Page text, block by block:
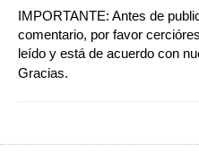
IMPORTANTE: Antes de
comentario, por favor
leído y está de acuerdo con
Gracias.